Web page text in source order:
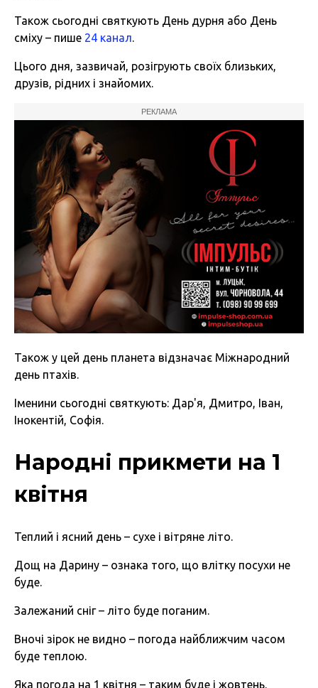
Також сьогодні святкують День дурня або День
сміху – пише 24 канал.
Цього дня, зазвичай, розігрують своїх близьких,
друзів, рідних і знайомих.
РЕКЛАМА
Також у цей день планета відзначає Міжнародний
день птахів.
Іменини сьогодні святкують: Дар'я, Дмитро, Іван,
Інокентій, Софія.
Народні прикмети на 1
квітня
Теплий і ясний день – сухе і вітряне літо.
Дощ на Дарину – ознака того, що влітку посухи не
буде.
Залежаний сніг – літо буде поганим.
Вночі зірок не видно – погода найближчим часом
буде теплою.
Яка погода на 1 квітня – таким буде і жовтень.